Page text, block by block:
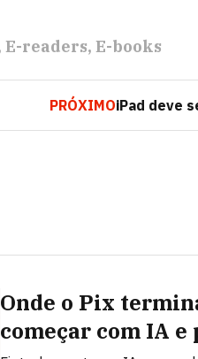
E-readers E-books
PRÓXIMOiPad deve
Onde o Pix
começar com IA